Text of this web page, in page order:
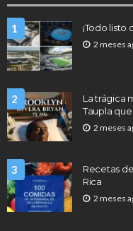
1 ¡Todo listo
2 meses
2
La trágica
Taupla
2 meses
3
Recetas
Rica
2 meses